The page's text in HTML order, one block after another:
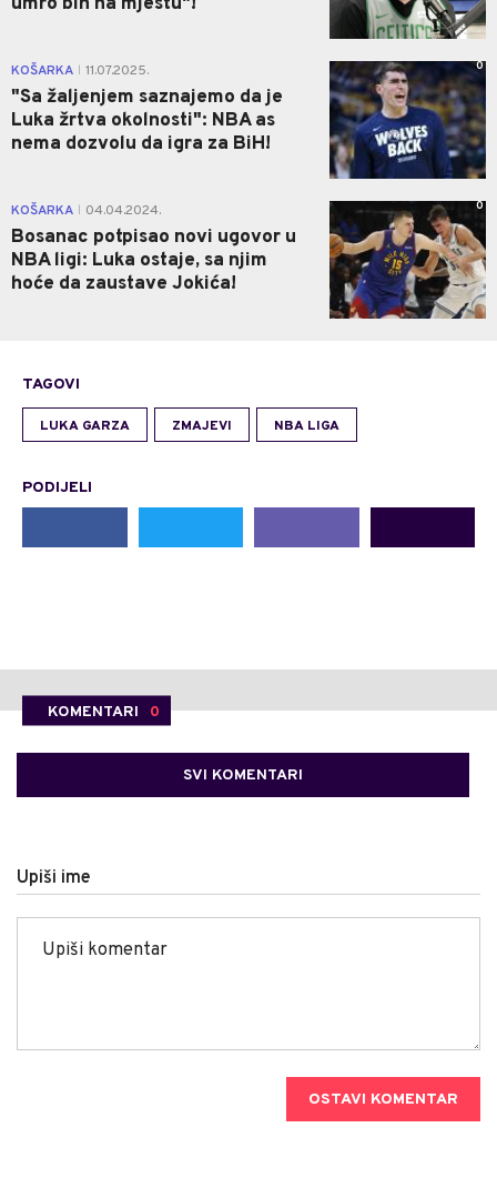
KOŠARKA 11.07.2025.
"Sa žaljenjem saznajemo da je
Luka žrtva okolnosti": NBA as
nema dozvolu da igra za BiH!
0
KOŠARKA 04.04.2024.
Bosanac potpisao novi ugovor u
NBA ligi: Luka ostaje, sa njim
hoće da zaustave Jokića!
0
TAGOVI
LUKA GARZA ZMAJEVI NBA LIGA
PODIJELI
KOMENTARI 0
SVI KOMENTARI
Upiši ime
OSTAVI KOMENTAR